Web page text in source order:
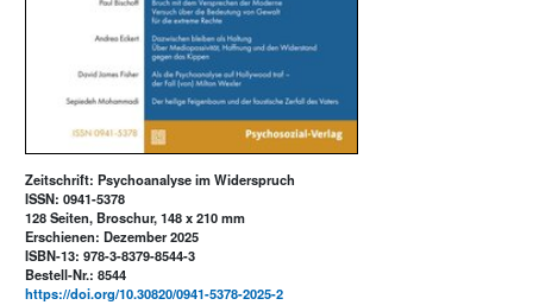
Zeitschrift: Psychoanalyse im Widerspruch
ISSN: 0941-5378
128 Seiten, Broschur, 148 x 210 mm
Erschienen: Dezember 2025
ISBN-13: 978-3-8379-8544-3
Bestell-Nr.: 8544
https://doi.org/10.30820/0941-5378-2025-2